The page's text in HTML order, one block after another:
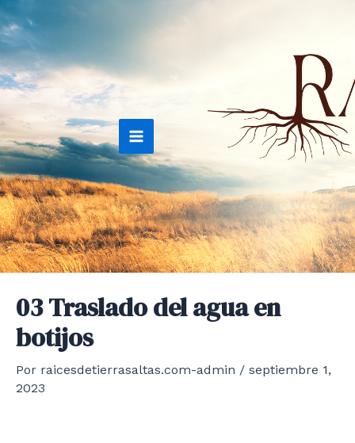
Ir
al
contenido
Main
Menu
03 Traslado del agua en
botijos
Por raicesdetierrasaltas.com-admin / septiembre 1,
2023